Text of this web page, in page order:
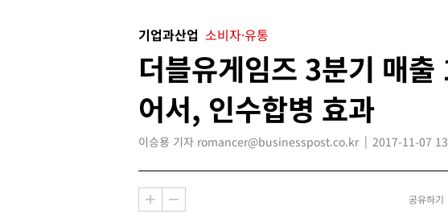
기업과산업 소비자·유통
더블유게임즈 3분기 매출
어서, 인수합병 효과
이승용 기자 romancer@businesspost.co.kr 2017-11-07
공유하기